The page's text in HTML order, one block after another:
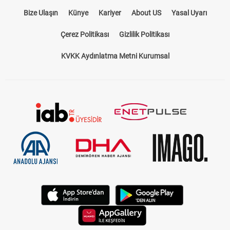
Künye Kariyer About US
Çerez Politikası Gizlilik Politikası